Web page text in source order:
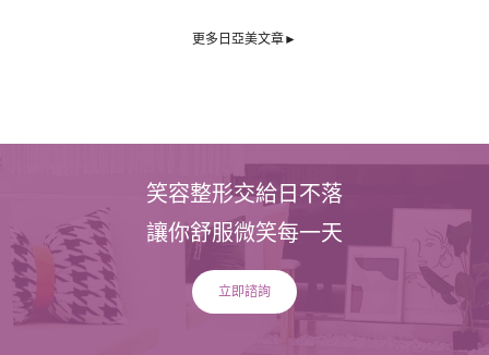
更多日亞美文章►
笑容整形交給日不落
讓你舒服微笑每一天
立即諮詢